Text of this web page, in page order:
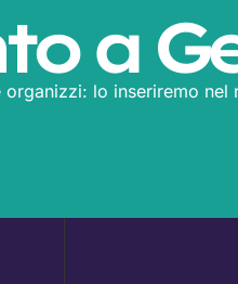
a
lo inseriremo nel